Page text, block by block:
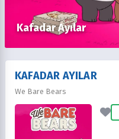
Kafadar Ayılar
KAFADAR AYILAR
We Bare Bears